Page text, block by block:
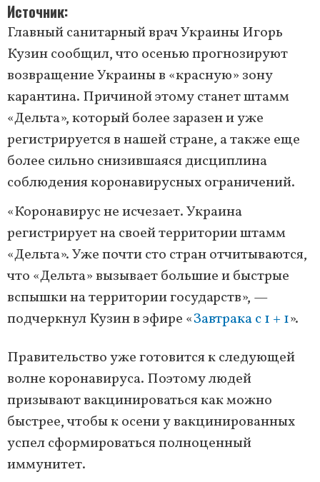
Источник
Главный санитарный врач Украины Игорь
Кузин сообщил, что осенью прогнозируют
возвращение Украины в «красную» зону
карантина. Причиной этому станет штамм
«Дельта», который более заразен и уже
регистрируется в нашей стране, а также еще
более сильно снизившаяся дисциплина
соблюдения коронавирусных ограничений.
«Коронавирус не исчезает. Украина
регистрирует на своей территории штамм
«Дельта». Уже почти сто стран отчитываются,
что «Дельта» вызывает большие и быстрые
вспышки на территории государств», —
подчеркнул Кузин в эфире «Завтрака с 1 + 1».
Правительство уже готовится к следующей
волне коронавируса. Поэтому людей
призывают вакцинироваться как можно
быстрее, чтобы к осени у вакцинированных
успел сформироваться полноценный
иммунитет.